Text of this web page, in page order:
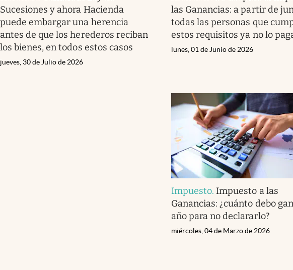
Sucesiones y ahora Hacienda
puede embargar una herencia
antes de que los herederos reciban
los bienes, en todos estos casos
jueves, 30 de Julio de 2026
las Ganancias: a partir de
todas las personas que
estos requisitos ya no lo
lunes, 01 de Junio de 2026
Impuesto. Impuesto a las
Ganancias: ¿cuánto debo
año para no declararlo?
miércoles, 04 de Marzo de 2026